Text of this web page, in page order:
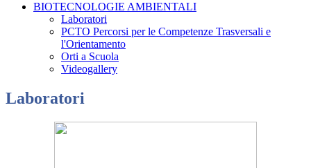
BIOTECNOLOGIE AMBIENTALI
Laboratori
PCTO Percorsi per le Competenze Trasversali e
l'Orientamento
Orti a Scuola
Videogallery
Laboratori